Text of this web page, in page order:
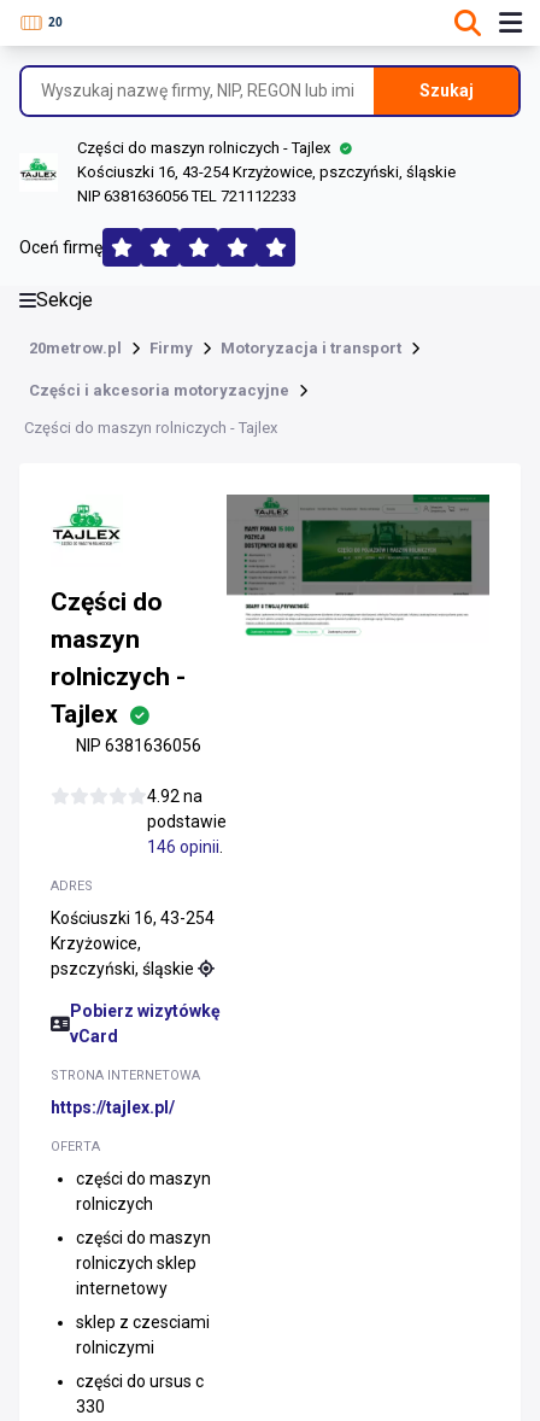
Szukaj
Części do maszyn rolniczych - Tajlex
Kościuszki 16, 43-254 Krzyżowice, pszczyński, śląskie
NIP 6381636056 TEL 721112233
Oceń firmę
Sekcje
20metrow.pl Firmy Motoryzacja i transport
Części i akcesoria motoryzacyjne
Części do maszyn rolniczych - Tajlex
Informacje o firmie
Dane rejestrowe
Lokalizacje
Opinie (146)
Części do
maszyn
rolniczych -
Tajlex
NIP 6381636056
4.92 na
podstawie
146 opinii
ADRES
Kościuszki 16, 43-254
Krzyżowice,
pszczyński, śląskie
Pobierz wizytówkę
vCard
STRONA INTERNETOWA
https://tajlex.pl/
OFERTA
części do maszyn
rolniczych
części do maszyn
rolniczych sklep
internetowy
sklep z czesciami
rolniczymi
części do ursus c
330